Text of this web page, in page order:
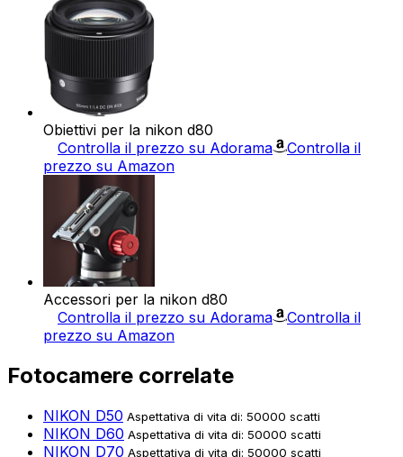
Obiettivi per la nikon d80
Controlla il prezzo su Adorama
Controlla il
prezzo su Amazon
Accessori per la nikon d80
Controlla il prezzo su Adorama
Controlla il
prezzo su Amazon
Fotocamere correlate
NIKON D50 Aspettativa di vita di: 50000 scatti
NIKON D60 Aspettativa di vita di: 50000 scatti
NIKON D70 Aspettativa di vita di: 50000 scatti